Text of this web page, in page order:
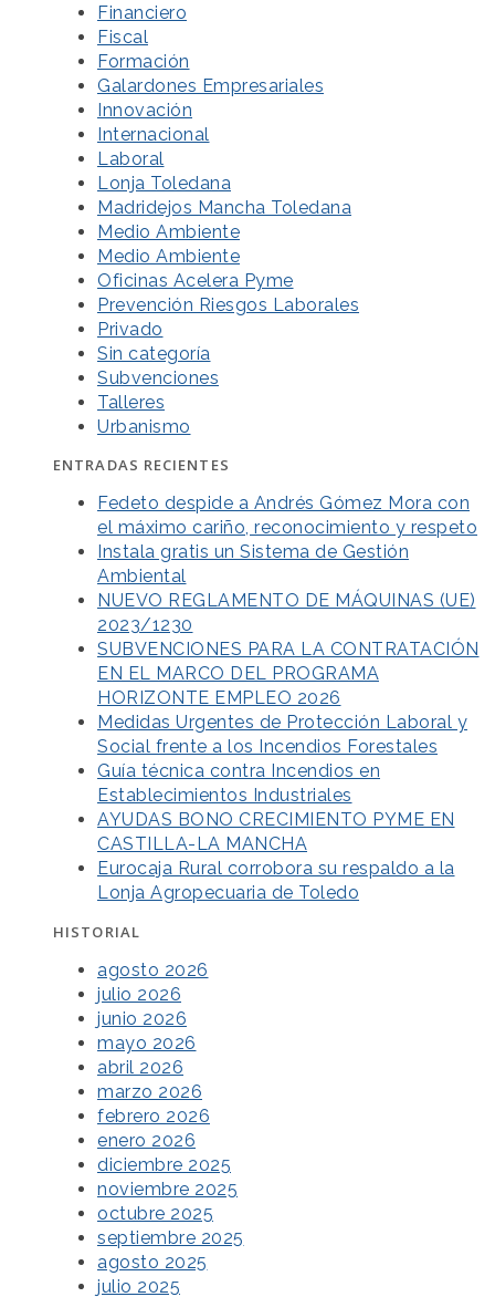
Financiero
Fiscal
Formación
Galardones Empresariales
Innovación
Internacional
Laboral
Lonja Toledana
Madridejos Mancha Toledana
Medio Ambiente
Medio Ambiente
Oficinas Acelera Pyme
Prevención Riesgos Laborales
Privado
Sin categoría
Subvenciones
Talleres
Urbanismo
ENTRADAS RECIENTES
Fedeto despide a Andrés Gómez Mora con
el máximo cariño, reconocimiento y respeto
Instala gratis un Sistema de Gestión
Ambiental
NUEVO REGLAMENTO DE MÁQUINAS (UE)
2023/1230
SUBVENCIONES PARA LA CONTRATACIÓN
EN EL MARCO DEL PROGRAMA
HORIZONTE EMPLEO 2026
Medidas Urgentes de Protección Laboral y
Social frente a los Incendios Forestales
Guía técnica contra Incendios en
Establecimientos Industriales
AYUDAS BONO CRECIMIENTO PYME EN
CASTILLA-LA MANCHA
Eurocaja Rural corrobora su respaldo a la
Lonja Agropecuaria de Toledo
HISTORIAL
agosto 2026
julio 2026
junio 2026
mayo 2026
abril 2026
marzo 2026
febrero 2026
enero 2026
diciembre 2025
noviembre 2025
octubre 2025
septiembre 2025
agosto 2025
julio 2025